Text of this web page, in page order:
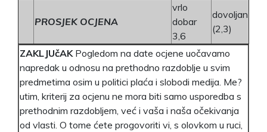
PROSJEK OCJENA
vrlo
dobar
3,6
dovoljan
(2,3)
ZAKLJUčAKPogledom na date ocjene uočavamo
napredak u odnosu na prethodno razdoblje u svim
predmetima osim u politici plaća i slobodi medija. Me?
utim, kriterij za ocjenu ne mora biti samo usporedba s
prethodnim razdobljem, već i vaša i naša očekivanja
od vlasti. O tome ćete progovoriti vi, s olovkom u ruci,